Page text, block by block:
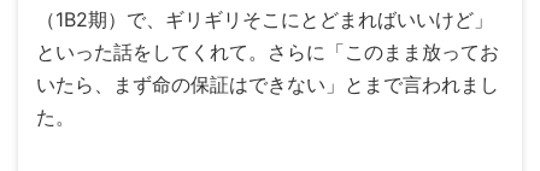
（1B2期）で、ギリギリそこにとどまればいいけど」
といった話をしてくれて。さらに「このまま放ってお
いたら、まず命の保証はできない」とまで言われまし
た。